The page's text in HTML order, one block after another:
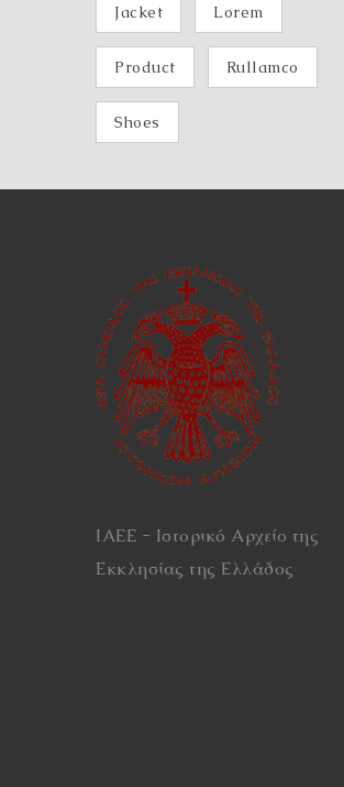
Jacket Lorem
Product Rullamco
Shoes
ΙΑΕΕ - Ιστορικό Αρχείο της
Εκκλησίας της Ελλάδος